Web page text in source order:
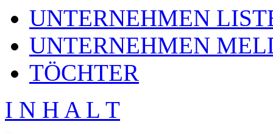
UNTERNEHMEN
UNTERNEHMEN
TÖCHTER
I N H A L T